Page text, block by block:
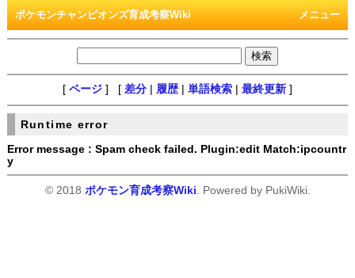
メニュー
ポケモンチャンピオンズ育成考察Wiki
[ ページ ] [ 差分 履歴 単語検索 最終更新 ]
Runtime error
Error message : Spam check failed. Plugin:edit Match:ipcountr
y
© 2018 ポケモン育成考察Wiki . Powered by PukiWiki.